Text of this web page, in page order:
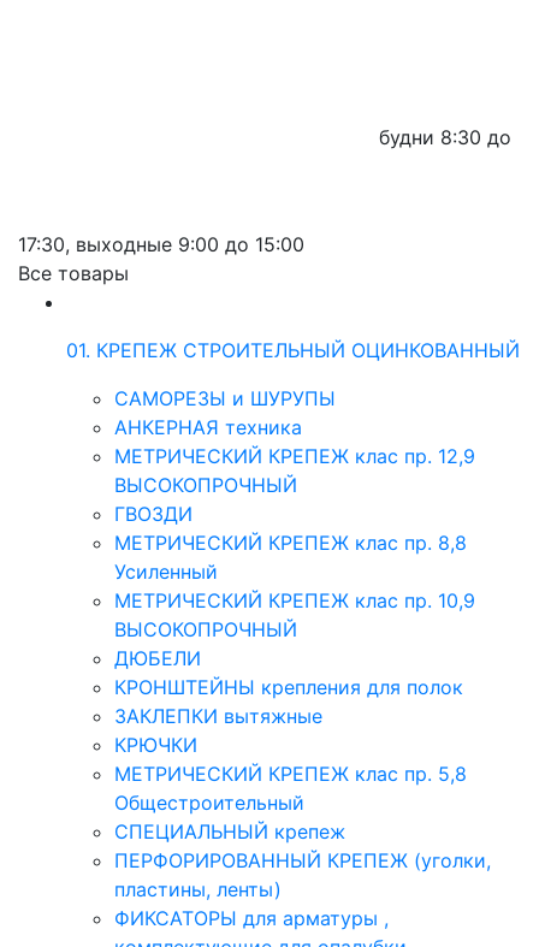
будни 8:30 до
17:30, выходные 9:00 до 15:00
Все товары
01. КРЕПЕЖ СТРОИТЕЛЬНЫЙ ОЦИНКОВАННЫЙ
САМОРЕЗЫ и ШУРУПЫ
АНКЕРНАЯ техника
МЕТРИЧЕСКИЙ КРЕПЕЖ клас пр. 12,9
ВЫСОКОПРОЧНЫЙ
ГВОЗДИ
МЕТРИЧЕСКИЙ КРЕПЕЖ клас пр. 8,8
Усиленный
МЕТРИЧЕСКИЙ КРЕПЕЖ клас пр. 10,9
ВЫСОКОПРОЧНЫЙ
ДЮБЕЛИ
КРОНШТЕЙНЫ крепления для полок
ЗАКЛЕПКИ вытяжные
КРЮЧКИ
МЕТРИЧЕСКИЙ КРЕПЕЖ клас пр. 5,8
Общестроительный
СПЕЦИАЛЬНЫЙ крепеж
ПЕРФОРИРОВАННЫЙ КРЕПЕЖ (уголки,
пластины, ленты)
ФИКСАТОРЫ для арматуры ,